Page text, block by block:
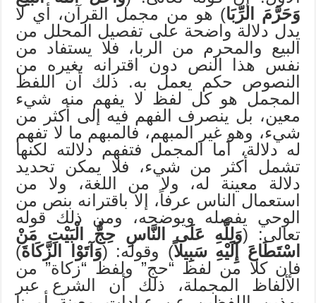
وَحَرَّمَ الرِّبَا) هو من مجمل القرآن، أي لا
يدل دلالة واضحة على تفصيل المحلل من
البيع والمحرم من الربا، فلا يستفاد من
نفس هذا النص دون اقترانه بغيره من
النصوص حكم يعمل به. ذلك أن اللفظ
المجمل هو كل لفظ لا يفهم منه شيء
معين، بل ينصرف الفهم فيه إلى أكثر من
شيء، وهو غير المبهم، فالمبهم ما لا تفهم
له دلالة، أما المجمل فتفهم دلالته لكنها
تشمل أكثر من شيء، فلا يمكن تحديد
دلالة معينة له، ولا من اللغة، ولا من
استعمال الناس عرفاً، إلا باقترانه بنص من
الوحي يفصله ويوضحه، ومن ذلك قوله
تعالى: (وَلِلَّهِ عَلَى النَّاسِ حِجُّ الْبَيْتِ مَنْ
اسْتَطَاعَ إِلَيْهِ سَبِيلاً) وقوله: (وَآتَوْا الزَّكَاةَ)
فإن كلا من لفظ “حج” ولفظ “زكاة” من
الألفاظ المجملة، ذلك أن الشرع عبر